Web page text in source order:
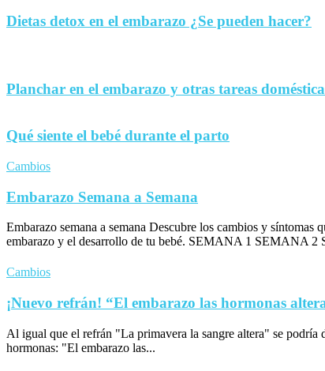
Dietas detox en el embarazo ¿Se pueden hacer?
Planchar en el embarazo y otras tareas
Qué siente el bebé durante el parto
Cambios
Embarazo Semana a Semana
Embarazo semana a semana Descubre los cambios y síntomas
embarazo y el desarrollo de tu bebé. SEMANA 1 SEMANA
Cambios
¡Nuevo refrán! “El embarazo las hormonas
Al igual que el refrán "La primavera la sangre altera" se podría
hormonas: "El embarazo las...